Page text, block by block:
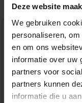
Deze website
We gebruiken
personaliseren,
en om ons
informatie over uw
partners voor
partners kunnen
informatie die u
Normale prijs:
€ 49,99
Prijzen incl. BTW en